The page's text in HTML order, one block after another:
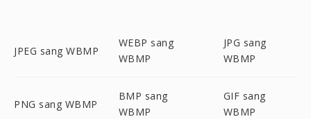
JPEG sang WBMP
WEBP sang
WBMP
JPG sang
WBMP
PNG sang WBMP
BMP sang
WBMP
GIF sang
WBMP